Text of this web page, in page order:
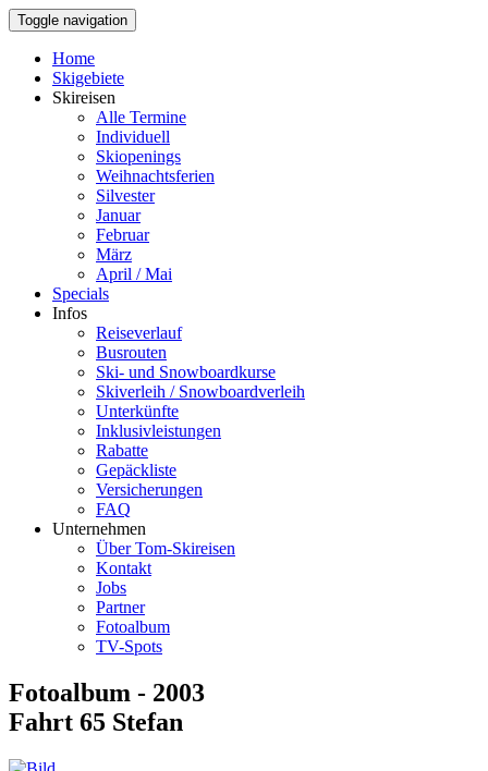
Toggle navigation
Home
Skigebiete
Skireisen
Alle Termine
Individuell
Skiopenings
Weihnachtsferien
Silvester
Januar
Februar
März
April / Mai
Specials
Infos
Reiseverlauf
Busrouten
Ski- und Snowboardkurse
Skiverleih / Snowboardverleih
Unterkünfte
Inklusivleistungen
Rabatte
Gepäckliste
Versicherungen
FAQ
Unternehmen
Über Tom-Skireisen
Kontakt
Jobs
Partner
Fotoalbum
TV-Spots
Fotoalbum - 2003
Fahrt 65 Stefan